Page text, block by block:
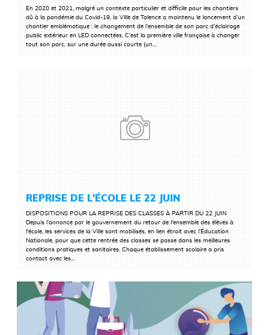
En 2020 et 2021, malgré un contexte particulier et difficile pour les chantiers
dû à la pandémie du Covid-19, la Ville de Talence a maintenu le lancement d’un
chantier emblématique : le changement de l’ensemble de son parc d’éclairage
public extérieur en LED connectées. C’est la première ville française à changer
tout son parc, sur une durée aussi courte (un…
LIRE LA SUITE
REPRISE DE L'ÉCOLE LE 22 JUIN
DISPOSITIONS POUR LA REPRISE DES CLASSES À PARTIR DU 22 JUIN
Depuis l’annonce par le gouvernement du retour de l'ensemble des élèves à
l'école, les services de la Ville sont mobilisés, en lien étroit avec l’Éducation
Nationale, pour que cette rentrée des classes se passe dans les meilleures
conditions pratiques et sanitaires. Chaque établissement scolaire a pris
contact avec les…
LIRE LA SUITE